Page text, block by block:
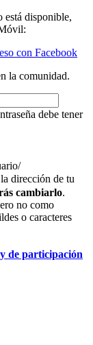
disponible,
con Facebook
la comunidad.
debe tener
dirección de tu
cambiarlo.
no como
o caracteres
de participación